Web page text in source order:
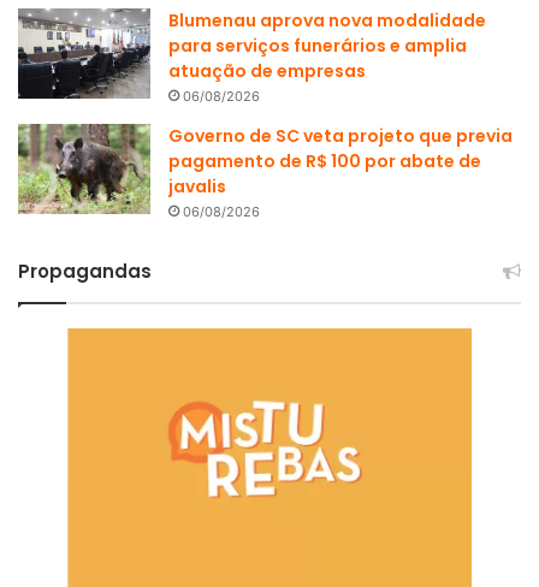
Blumenau aprova nova modalidade
para serviços funerários e amplia
atuação de empresas
06/08/2026
Governo de SC veta projeto que previa
pagamento de R$ 100 por abate de
javalis
06/08/2026
Propagandas